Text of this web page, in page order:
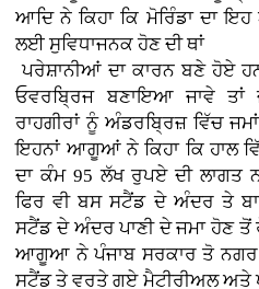
ਆਦਿ ਨੇ ਕਿਹਾ ਕਿ ਮੋਰਿੰਡਾ ਦਾ
ਲਈ ਸੁਵਿਧਾਜਨਕ ਹੋਣ ਦੀ ਥਾਂ
ਪਰੇਸ਼ਾਨੀਆਂ ਦਾ ਕਾਰਨ ਬਣੇ ਹੋਏ
ਓਵਰਬ੍ਰਿਜ ਬਣਾਇਆ ਜਾਵੇ
ਰਾਹਗੀਰਾਂ ਨੂੰ ਅੰਡਰਬ੍ਰਿਜ਼ ਵਿੱਚ
ਇਹਨਾਂ ਆਗੂਆਂ ਨੇ ਕਿਹਾ ਕਿ ਹਾਲ
ਦਾ ਕੰਮ 95 ਲੱਖ ਰੁਪਏ ਦੀ
ਫਿਰ ਵੀ ਬਸ ਸਟੈਂਡ ਦੇ ਅੰਦਰ ਤੇ
ਸਟੈਂਡ ਦੇ ਅੰਦਰ ਪਾਣੀ ਦੇ ਜਮਾ ਹੋਣ
ਆਗੂਆ ਨੇਪੰਜਾਬ ਸਰਕਾਰ ਤੋ
ਸਟੈਂਡ ਤੇ ਵਰਤੇ ਗਏ ਮੈਟੀਰੀਅਲ ਅਤੇ